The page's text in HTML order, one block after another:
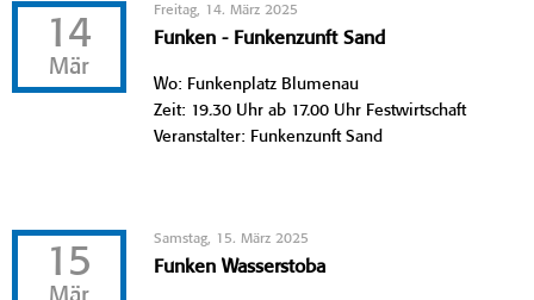
14
Mär
Freitag, 14. März 2025
Funken - Funkenzunft Sand
Wo: Funkenplatz Blumenau
Zeit: 19.30 Uhr ab 17.00 Uhr Festwirtschaft
Veranstalter: Funkenzunft Sand
15
Samstag, 15. März 2025
Funken Wasserstoba